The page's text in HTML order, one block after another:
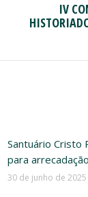
Próximo
IV
Santuário Cristo
para
30 de junho de 2025